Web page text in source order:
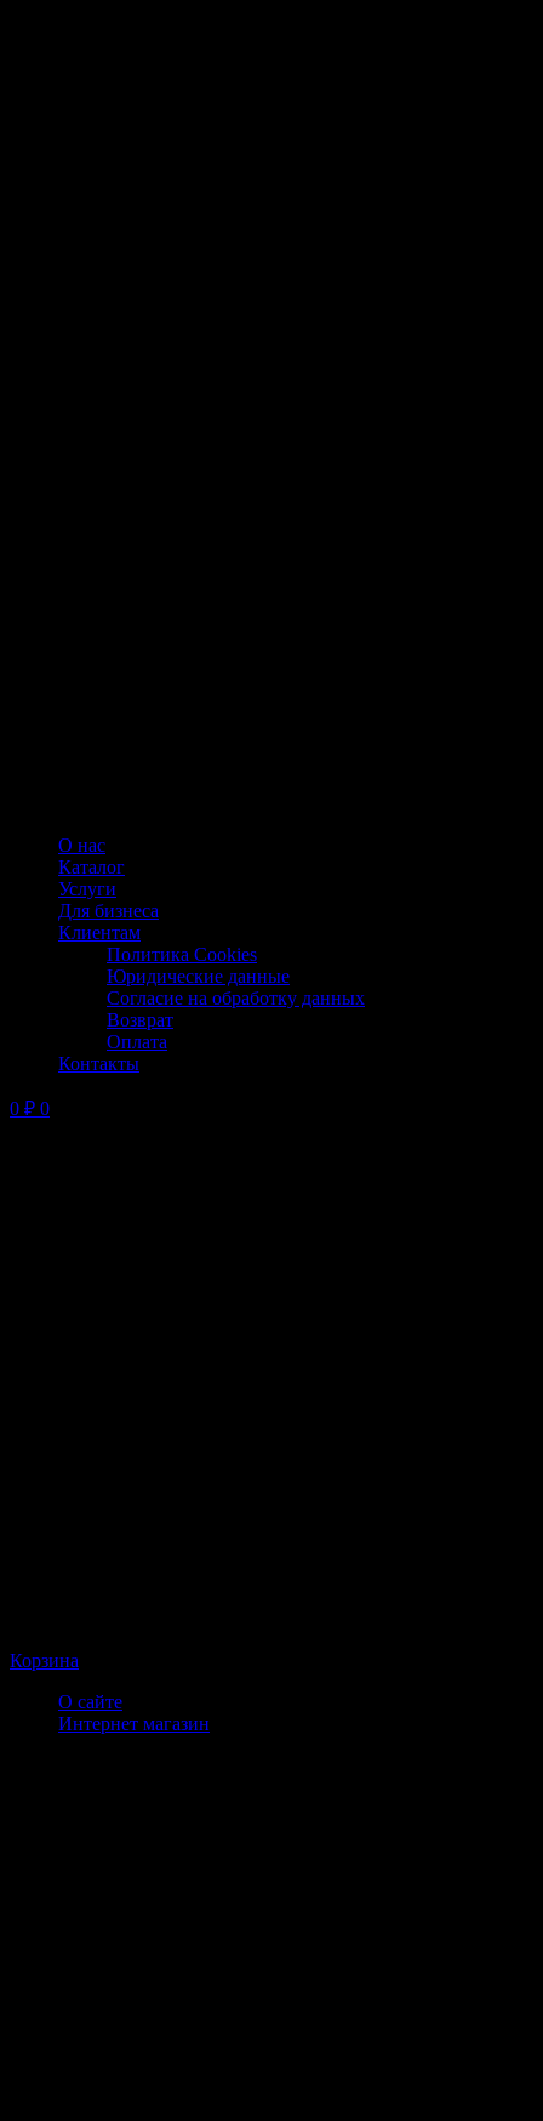
О нас
Каталог
Услуги
Для бизнеса
Клиентам
Политика Cookies
Юридические данные
Согласие на обработку данных
Возврат
Оплата
Контакты
0 ₽ 0
Корзина
О сайте
Интернет магазин